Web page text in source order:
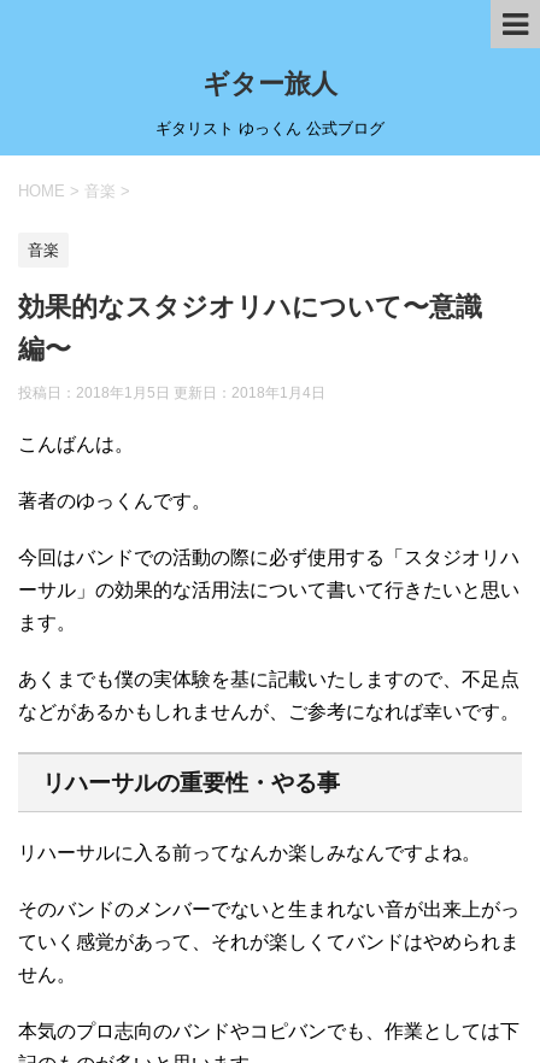
ギター旅人
ギタリスト ゆっくん 公式ブログ
HOME > 音楽 >
音楽
効果的なスタジオリハについて〜意識
編〜
投稿日：2018年1月5日 更新日： 2018年1月4日
こんばんは。
著者のゆっくんです。
今回はバンドでの活動の際に必ず使用する「スタジオリハ
ーサル」の効果的な活用法について書いて行きたいと思い
ます。
あくまでも僕の実体験を基に記載いたしますので、不足点
などがあるかもしれませんが、ご参考になれば幸いです。
リハーサルの重要性・やる事
リハーサルに入る前ってなんか楽しみなんですよね。
そのバンドのメンバーでないと生まれない音が出来上がっ
ていく感覚があって、それが楽しくてバンドはやめられま
せん。
本気のプロ志向のバンドやコピバンでも、作業としては下